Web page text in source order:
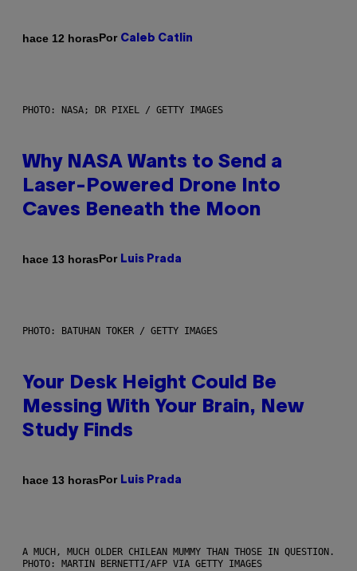
hace 12 horasPor Caleb Catlin
PHOTO: NASA; DR PIXEL / GETTY IMAGES
Why NASA Wants to Send a
Laser-Powered Drone Into
Caves Beneath the Moon
hace 13 horasPor Luis Prada
PHOTO: BATUHAN TOKER / GETTY IMAGES
Your Desk Height Could Be
Messing With Your Brain, New
Study Finds
hace 13 horasPor Luis Prada
A MUCH, MUCH OLDER CHILEAN MUMMY THAN THOSE IN QUESTION.
PHOTO: MARTIN BERNETTI/AFP VIA GETTY IMAGES